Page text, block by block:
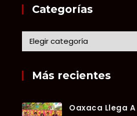
Categorías
Más recientes
Oaxaca Llega A Chetumal Con El Color, Sabor Y Tradición De La Guelaguetza 2026.